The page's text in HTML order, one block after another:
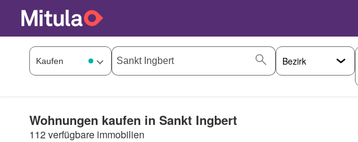
Wohnungen kaufen in Sankt Ingbert
112 verfügbare immobilien